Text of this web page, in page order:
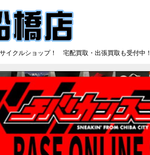
イクルショップ！ 宅配買取・出張買取も受付中！